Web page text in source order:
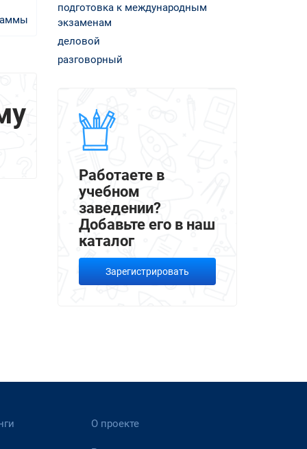
подготовка к международным
экзаменам
деловой
разговорный
Работаете в
учебном
заведении?
Добавьте его в наш
каталог
Зарегистрировать
О проекте